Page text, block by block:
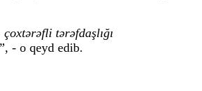
tərəfdaşlığı
, - o qeyd edib.